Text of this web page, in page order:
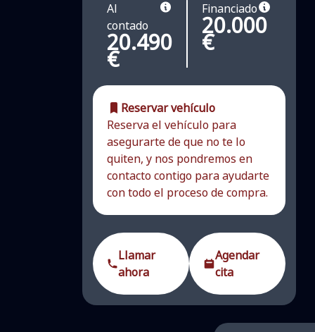
Al
contado
20.490
€
Financiado
20.000
€
Reservar vehículo
Reserva el vehículo para
asegurarte de que no te lo
quiten, y nos pondremos en
contacto contigo para ayudarte
con todo el proceso de compra.
Llamar
ahora
Agendar
cita